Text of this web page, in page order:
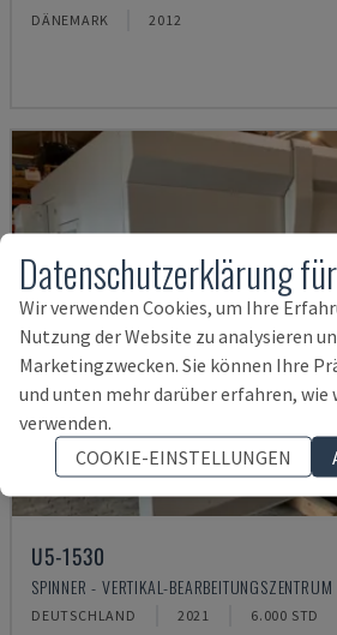
DÄNEMARK 2012
U5-1530
SPINNER - VERTIKAL-BEARBEITUNGSZENTRUM
DEUTSCHLAND 2021 6.000 STD
Datenschutzerklärung
Wir verwenden Cookies, um Ihre
Nutzung der Website zu analysieren
Marketingzwecken. Sie können Ihre
und unten mehr darüber erfahren, wie
verwenden.
COOKIE-EINSTELLUNGEN